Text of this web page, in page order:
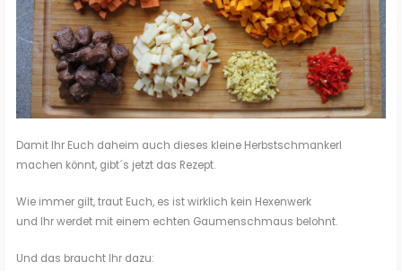
Damit Ihr Euch daheim auch dieses kleine Herbstschmankerl
machen könnt, gibt´s jetzt das Rezept.
Wie immer gilt, traut Euch, es ist wirklich kein Hexenwerk
und Ihr werdet mit einem echten Gaumenschmaus belohnt.
Und das braucht Ihr dazu: